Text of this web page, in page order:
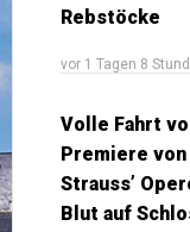
Rebstöcke
vor 1 Tagen 8
Volle Fahrt
Premiere von
Strauss’
Blut auf